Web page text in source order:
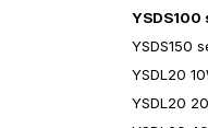
YSDS150
YSDL20
YSDL20